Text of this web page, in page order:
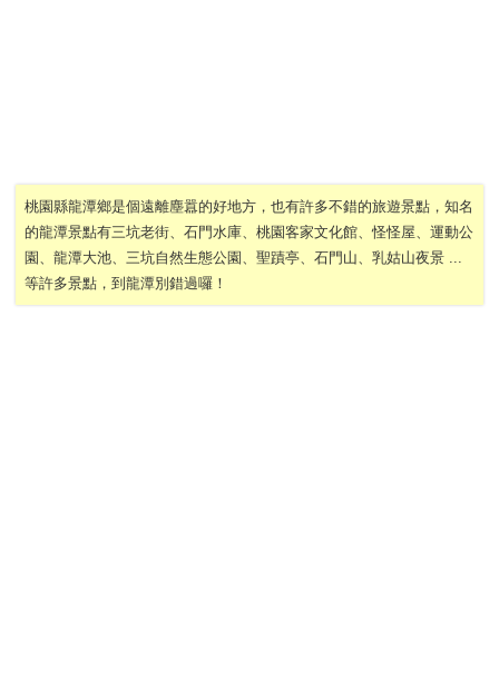
桃園縣龍潭鄉是個遠離塵囂的好地方，也有許多不錯的旅遊景點，知名
的龍潭景點有三坑老街、石門水庫、桃園客家文化館、怪怪屋、運動公
園、龍潭大池、三坑自然生態公園、聖蹟亭、石門山、乳姑山夜景 ...
等許多景點，到龍潭別錯過囉！